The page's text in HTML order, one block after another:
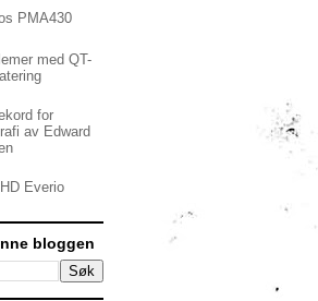
PMA430
med QT-
for
av Edward
Everio
bloggen